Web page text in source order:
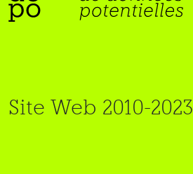
Site Web 2010-2023